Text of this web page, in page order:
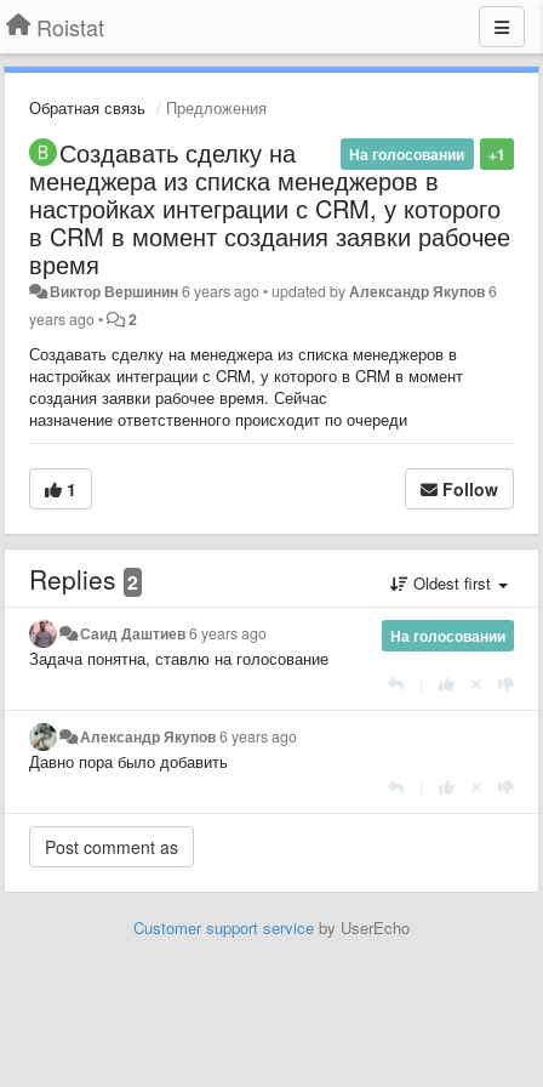
Roistat
Обратная связь Предложения
+1
На голосовании
Создавать сделку на
менеджера из списка менеджеров в
настройках интеграции с CRM, у которого
в CRM в момент создания заявки рабочее
время
Виктор Вершинин6 years ago•updated byАлександр Якупов6
years ago• 2
Создавать сделку на менеджера из списка менеджеров в
настройках интеграции с CRM, у которого в CRM в момент
создания заявки рабочее время. Сейчас
назначение ответственного происходит по очереди
1 Follow
Replies 2 Oldest first
На голосовании
Саид Даштиев6 years ago
Задача понятна, ставлю на голосование
Александр Якупов6 years ago
Давно пора было добавить
Customer support service by UserEcho